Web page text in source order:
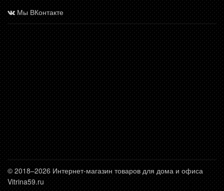
Мы ВКонтакте
© 2018–2026 Интернет-магазин товаров для дома и офиса
Vitrina59.ru